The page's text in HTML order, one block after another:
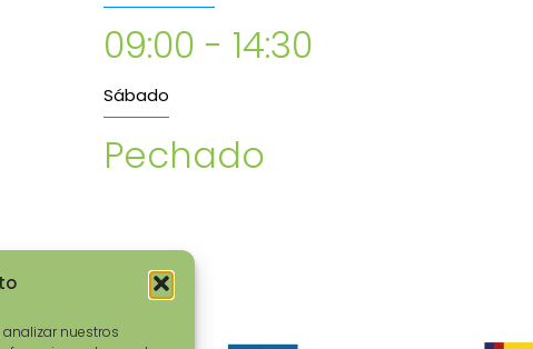
nuestros
09:00 - 14:30
Sábado
Pechado